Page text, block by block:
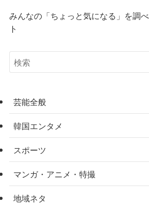
みんなの「ちょっと気になる」を調
ト
芸能全般
韓国エンタメ
スポーツ
マンガ・アニメ・特撮
地域ネタ